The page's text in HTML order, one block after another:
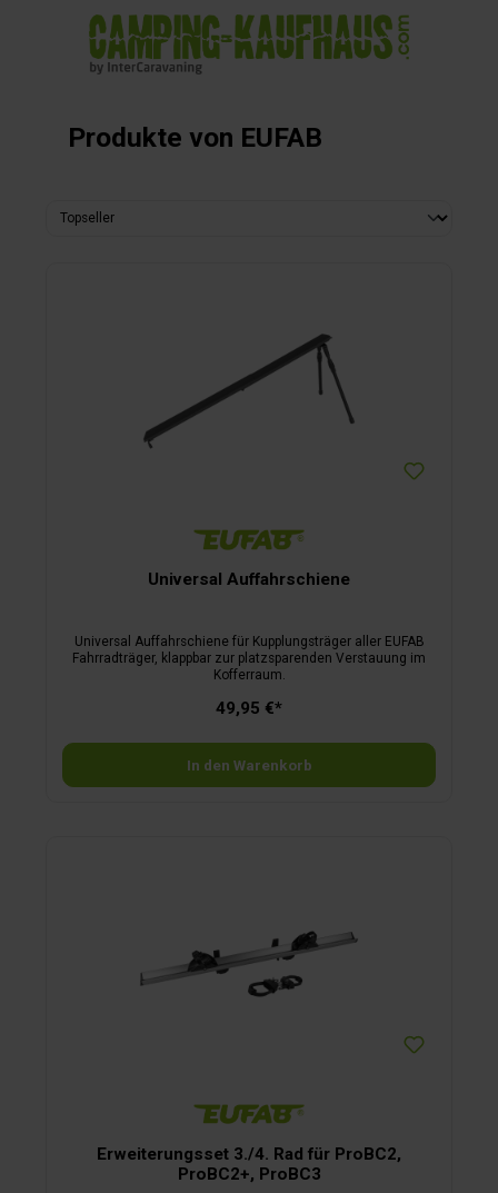
springen
Produkte von EUFAB
Universal Auffahrschiene
Universal Auffahrschiene für Kupplungsträger aller EUFAB
Fahrradträger, klappbar zur platzsparenden Verstauung im
Kofferraum.
49,95 €*
In den Warenkorb
Erweiterungsset 3./4. Rad für ProBC2,
ProBC2+, ProBC3